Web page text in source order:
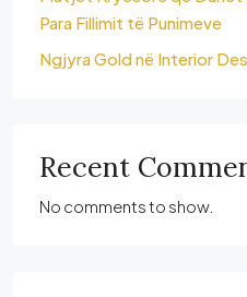
Para Fillimit të Punimeve
Ngjyra Gold në Interior
Recent
No comments to show.